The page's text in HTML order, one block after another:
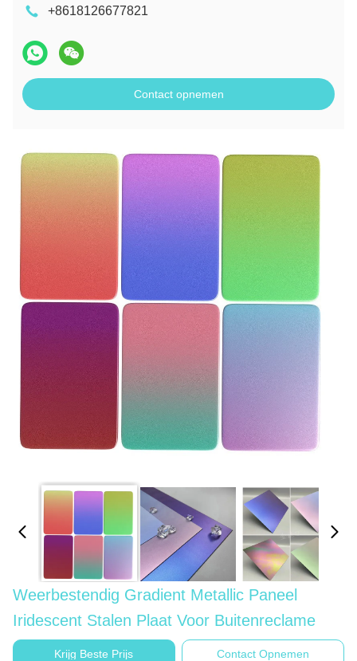
+8618126677821
Contact opnemen
Weerbestendig Gradient Metallic Paneel
Iridescent Stalen Plaat Voor Buitenreclame
Krijg Beste Prijs Contact Opnemen